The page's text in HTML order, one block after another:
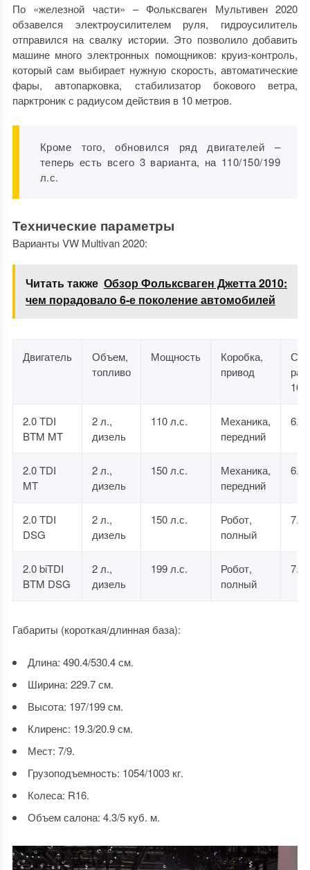
По «железной части» – Фольксваген Мультивен 2020
обзавелся электроусилителем руля, гидроусилитель
отправился на свалку истории. Это позволило добавить
машине много электронных помощников: круиз-контроль,
который сам выбирает нужную скорость, автоматические
фары, автопарковка, стабилизатор бокового ветра,
парктроник с радиусом действия в 10 метров.
Кроме того, обновился ряд двигателей –
теперь есть всего 3 варианта, на 110/150/199
л.с.
Технические параметры
Варианты VW Multivan 2020:
Читать также Обзор Фольксваген Джетта 2010:
чем порадовало 6-е поколение автомобилей
Двигатель
Объем,
топливо
Мощность
Коробка,
привод
2.0 TDI
BTM MT
2 л.,
дизель
110 л.с.
Механика,
передний
6.6
2.0 TDI
MT
2 л.,
дизель
150 л.с.
Механика,
передний
6.8
2.0 TDI
DSG
2 л.,
дизель
150 л.с.
Робот,
полный
7.7
2.0 biTDI
BTM DSG
2 л.,
дизель
199 л.с.
Робот,
полный
7.5
Габариты (короткая/длинная база):
Длина: 490.4/530.4 см.
Ширина: 229.7 см.
Высота: 197/199 см.
Клиренс: 19.3/20.9 см.
Мест: 7/9.
Грузоподъемность: 1054/1003 кг.
Колеса: R16.
Объем салона: 4.3/5 куб. м.